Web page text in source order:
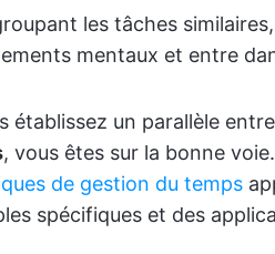
les tâches
mentaux et entre
établissez un parallèle
, vous êtes sur la bonne
de gestion du temps
spécifiques et des